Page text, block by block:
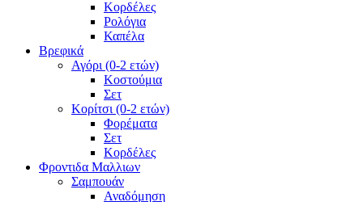
Κορδέλες
Ρολόγια
Καπέλα
Βρεφικά
Αγόρι (0-2 ετών)
Κοστούμια
Σετ
Κορίτσι (0-2 ετών)
Φορέματα
Σετ
Κορδέλες
Φροντιδα Μαλλιων
Σαμπουάν
Αναδόμηση